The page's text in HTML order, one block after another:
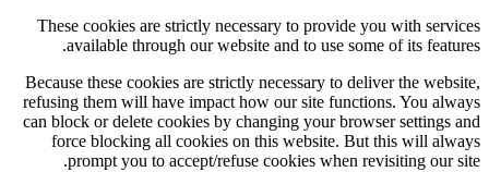
These cookies are strictly necessary to provide you with
available through our website and to use some of its
Because these cookies are strictly necessary to deliver the
refusing them will have impact how our site functions. You
can block or delete cookies by changing your browser settings
force blocking all cookies on this website. But this will
prompt you to accept/refuse cookies when revisiting our